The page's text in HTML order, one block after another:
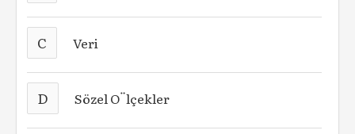
C Veri
D Sözel O¨lçekler